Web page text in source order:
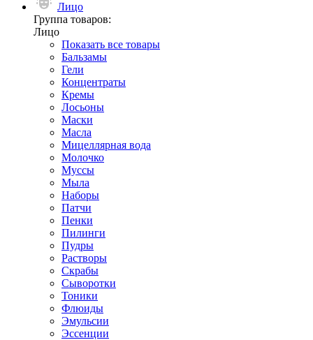
Лицо
Группа товаров:
Лицо
Показать все товары
Бальзамы
Гели
Концентраты
Кремы
Лосьоны
Маски
Масла
Мицеллярная вода
Молочко
Муссы
Мыла
Наборы
Патчи
Пенки
Пилинги
Пудры
Растворы
Скрабы
Сыворотки
Тоники
Флюиды
Эмульсии
Эссенции